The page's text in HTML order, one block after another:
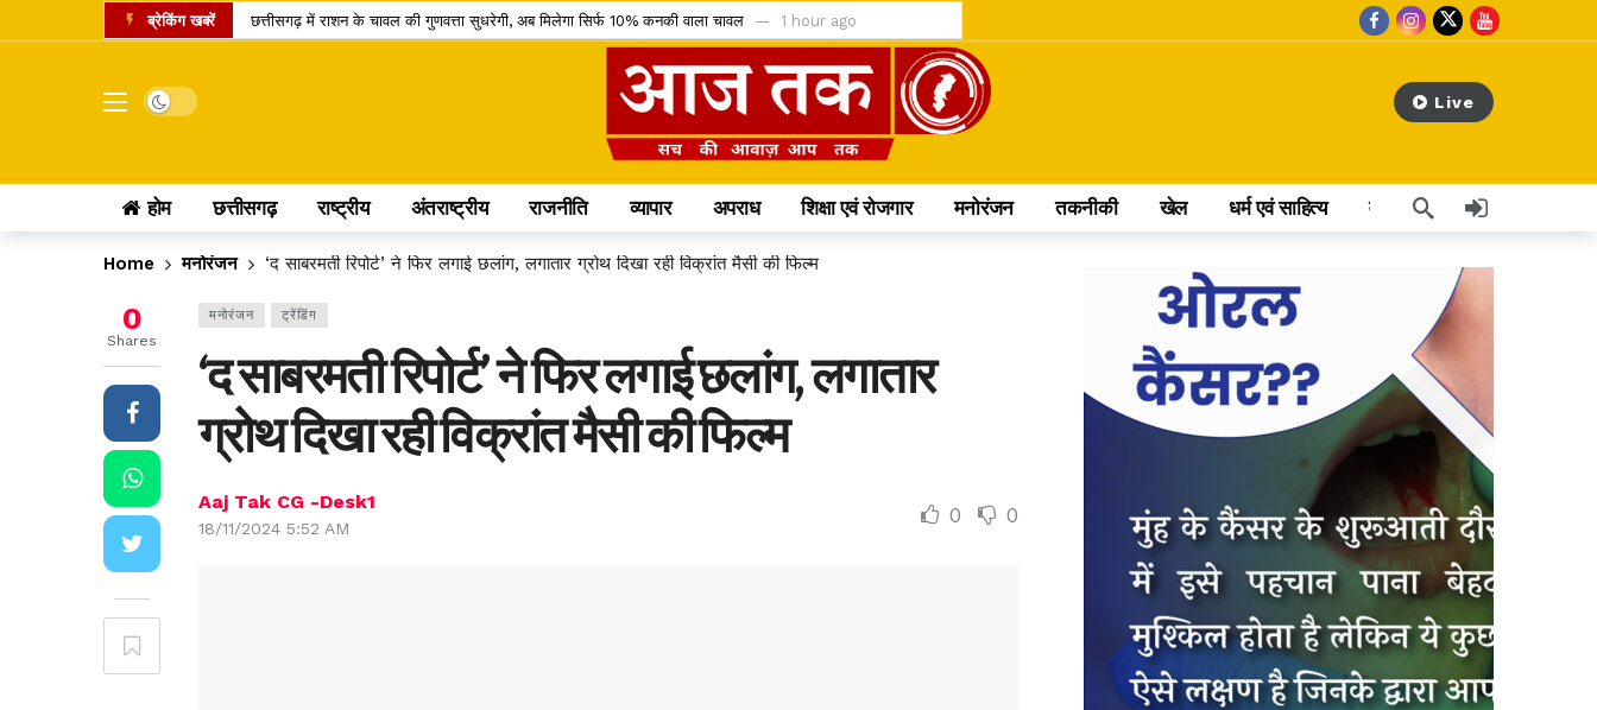
ब्रेकिंग खबरें छत्तीसगढ़ में राशन के चावल की गुणवत्ता सुधरेगी, अब मिलेगा सिर्फ 10% कनकी वाला चावल 1 hour ago
रायपुर समेत कई जिलों में तेज बारिश की संभावना, IMD ने जारी किया ऑरेंज और येलो अलर्ट 1 hour ago
डोंगरगढ़ BJP मंडल इकाई भंग, 5 कार्यकर्ता निष्कासित; अनुशासन पर बोले डिप्टी CM अरुण साव 2 hours ago
केंद्र का बड़ा फैसला, CNG और PNG में बायोगैस ब्लेंडिंग को कैबिनेट की हरी झंडी 2 hours ago
UPI पेमेंट पर लगेगा चार्ज? लोकसभा में पास विधेयक के प्रमुख प्रावधान जानिए
अतीक अहमद का एक और चिराग बुझा, छोटे बेटे की मौत के बाद खत्म होने की कगार पर कुनबा 1 day ago
Dark mode Live
होम छत्तीसगढ़ राष्ट्रीय अंतराष्ट्रीय राजनीति व्यापार अपराध शिक्षा एवं रोजगार मनोरंजन तकनीकी खेल धर्म एवं साहित्य वेब स्टोरी अन्य खबर
Home मनोरंजन ‘द साबरमती रिपोर्ट’ ने फिर लगाई छलांग, लगातार ग्रोथ दिखा रही विक्रांत मैसी की फिल्म
मनोरंजन ट्रेंडिंग
‘द साबरमती रिपोर्ट’ ने फिर लगाई छलांग, लगातार
ग्रोथ दिखा रही विक्रांत मैसी की फिल्म
Aaj Tak CG -Desk1
18/11/2024 5:52 AM
0 0
0
Shares